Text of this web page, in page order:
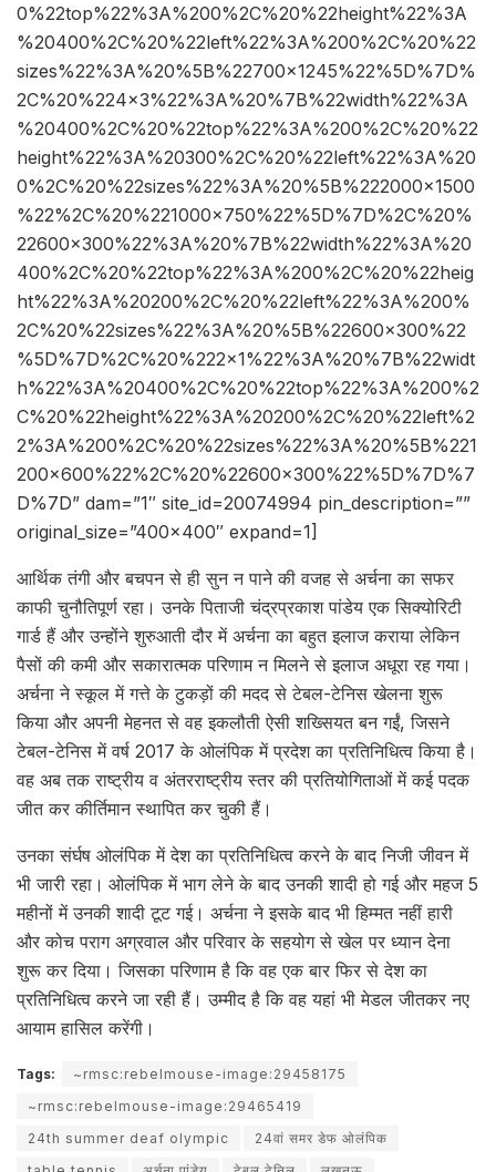
0%22top%22%3A%200%2C%20%22height%22%3A
%20400%2C%20%22left%22%3A%200%2C%20%22
sizes%22%3A%20%5B%22700×1245%22%5D%7D%
2C%20%224×3%22%3A%20%7B%22width%22%3A
%20400%2C%20%22top%22%3A%200%2C%20%22
height%22%3A%20300%2C%20%22left%22%3A%20
0%2C%20%22sizes%22%3A%20%5B%222000×1500
%22%2C%20%221000×750%22%5D%7D%2C%20%
22600×300%22%3A%20%7B%22width%22%3A%20
400%2C%20%22top%22%3A%200%2C%20%22heig
ht%22%3A%20200%2C%20%22left%22%3A%200%
2C%20%22sizes%22%3A%20%5B%22600×300%22
%5D%7D%2C%20%222×1%22%3A%20%7B%22widt
h%22%3A%20400%2C%20%22top%22%3A%200%2
C%20%22height%22%3A%20200%2C%20%22left%2
2%3A%200%2C%20%22sizes%22%3A%20%5B%221
200×600%22%2C%20%22600×300%22%5D%7D%7
D%7D” dam=”1″ site_id=20074994 pin_description=””
original_size=”400×400″ expand=1]
आर्थिक तंगी और बचपन से ही सुन न पाने की वजह से अर्चना का सफर
काफी चुनौतिपूर्ण रहा। उनके पिताजी चंद्रप्रकाश पांडेय एक सिक्योरिटी
गार्ड हैं और उन्होंने शुरुआती दौर में अर्चना का बहुत इलाज कराया लेकिन
पैसों की कमी और सकारात्मक परिणाम न मिलने से इलाज अधूरा रह गया।
अर्चना ने स्कूल में गत्ते के टुकड़ों की मदद से टेबल-टेनिस खेलना शुरू
किया और अपनी मेहनत से वह इकलौती ऐसी शख्सियत बन गईं, जिसने
टेबल-टेनिस में वर्ष 2017 के ओलंपिक में प्रदेश का प्रतिनिधित्व किया है।
वह अब तक राष्ट्रीय व अंतरराष्ट्रीय स्तर की प्रतियोगिताओं में कई पदक
जीत कर कीर्तिमान स्थापित कर चुकी हैं।
उनका संर्घष ओलंपिक में देश का प्रतिनिधित्व करने के बाद निजी जीवन में
भी जारी रहा। ओलंपिक में भाग लेने के बाद उनकी शादी हो गई और महज 5
महीनों में उनकी शादी टूट गई। अर्चना ने इसके बाद भी हिम्मत नहीं हारी
और कोच पराग अग्रवाल और परिवार के सहयोग से खेल पर ध्यान देना
शुरू कर दिया। जिसका परिणाम है कि वह एक बार फिर से देश का
प्रतिनिधित्व करने जा रही हैं। उम्मीद है कि वह यहां भी मेडल जीतकर नए
आयाम हासिल करेंगी।
Tags:
~rmsc:rebelmouse-image:29458175
~rmsc:rebelmouse-image:29465419
24th summer deaf olympic
24वां समर डेफ ओलंपिक